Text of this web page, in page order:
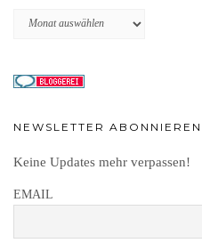
Archiv
NEWSLETTER ABONNIEREN
Keine Updates mehr verpassen!
EMAIL